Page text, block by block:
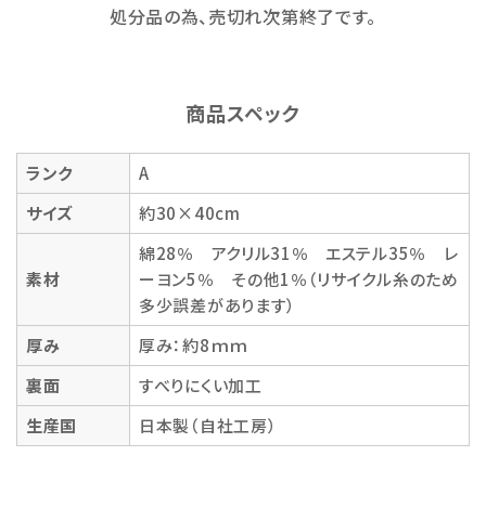
処分品の為、売切れ次第終了です。
商品スペック
ランク
A
サイズ
約30×40cm
素材
綿28％ アクリル31％ エステル35％ レ
ーヨン5％ その他1％（リサイクル糸のため
多少誤差があります）
厚み
厚み：約8ｍｍ
裏面
すべりにくい加工
生産国
日本製（自社工房）